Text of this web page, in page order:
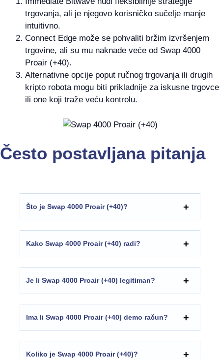
trgovanja, ali je njegovo korisničko sučelje manje
intuitivno.
Connect Edge može se pohvaliti bržim izvršenjem
trgovine, ali su mu naknade veće od Swap 4000
Proair (+40).
Alternativne opcije poput ručnog trgovanja ili drugih
kripto robota mogu biti prikladnije za iskusne trgovce
ili one koji traže veću kontrolu.
Često postavljana pitanja
Što je Swap 4000 Proair (+40)?
Kako Swap 4000 Proair (+40) radi?
Je li Swap 4000 Proair (+40) legitiman?
Ima li Swap 4000 Proair (+40) demo račun?
Koliko je Swap 4000 Proair (+40)?